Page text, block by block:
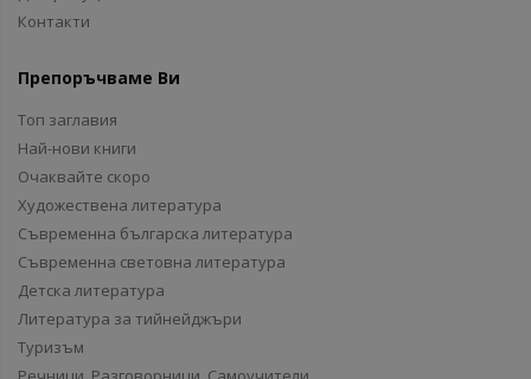
Контакти
Препоръчваме Ви
Топ заглавия
Най-нови книги
Очаквайте скоро
Художествена литература
Съвременна българска литература
Съвременна световна литература
Детска литература
Литература за тийнейджъри
Туризъм